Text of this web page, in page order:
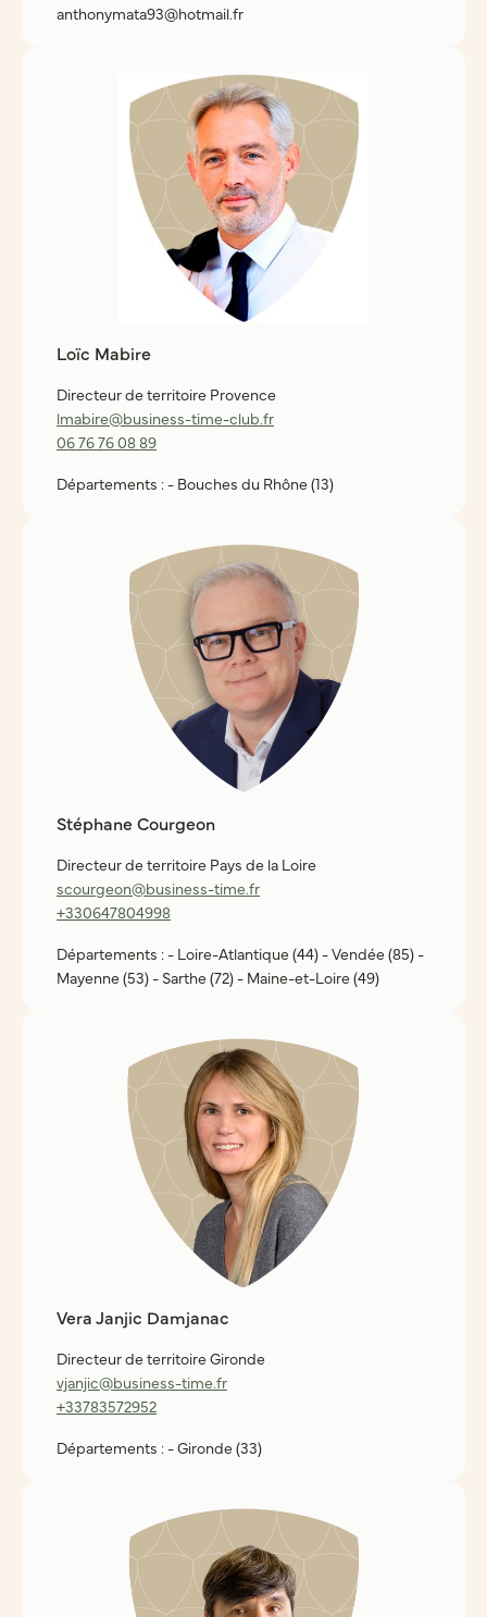
anthonymata93@hotmail.fr
Loïc Mabire
Directeur de territoire Provence
lmabire@business-time-club.fr
06 76 76 08 89
Départements : - Bouches du Rhône (13)
Stéphane Courgeon
Directeur de territoire Pays de la Loire
scourgeon@business-time.fr
+330647804998
Départements : - Loire-Atlantique (44) - Vendée (85) -
Mayenne (53) - Sarthe (72) - Maine-et-Loire (49)
Vera Janjic Damjanac
Directeur de territoire Gironde
vjanjic@business-time.fr
+33783572952
Départements : - Gironde (33)